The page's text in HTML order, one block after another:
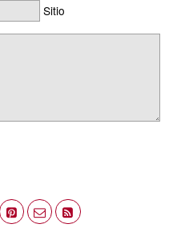
Sitio